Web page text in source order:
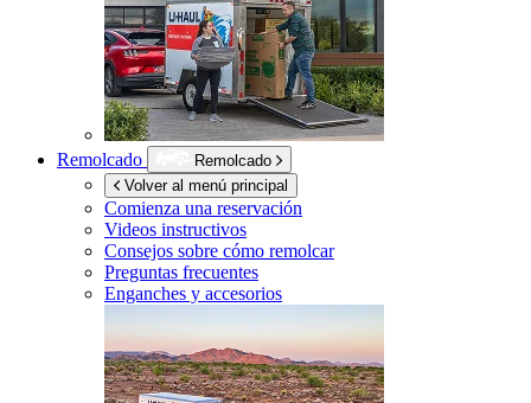
Remolcado
Remolcado
Volver al menú principal
Comienza una reservación
Videos instructivos
Consejos sobre cómo remolcar
Preguntas frecuentes
Enganches y accesorios